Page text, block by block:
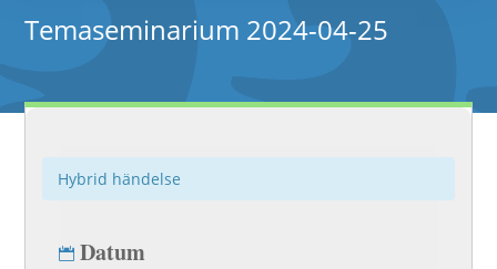
Temaseminarium 2024-04-25
Hybrid händelse
Datum